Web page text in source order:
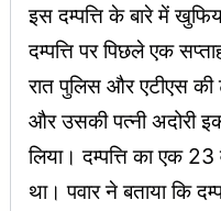
इस दम्पत्ति के बारे में
दम्पत्ति पर पिछले एक
रात पुलिस और एटीएस
और उसकी पत्नी अदोरी
लिया। दम्पत्ति का एक 23
था। पवार ने बताया कि